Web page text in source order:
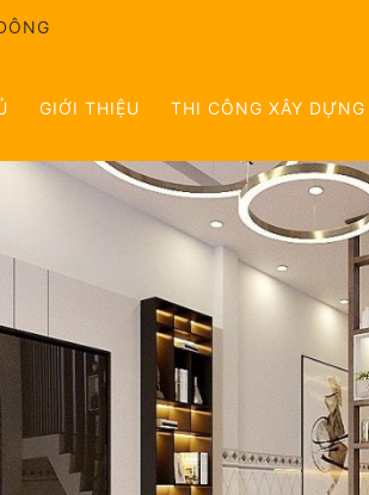
GIỚI THIỆU THI CÔNG XÂY DỰNG